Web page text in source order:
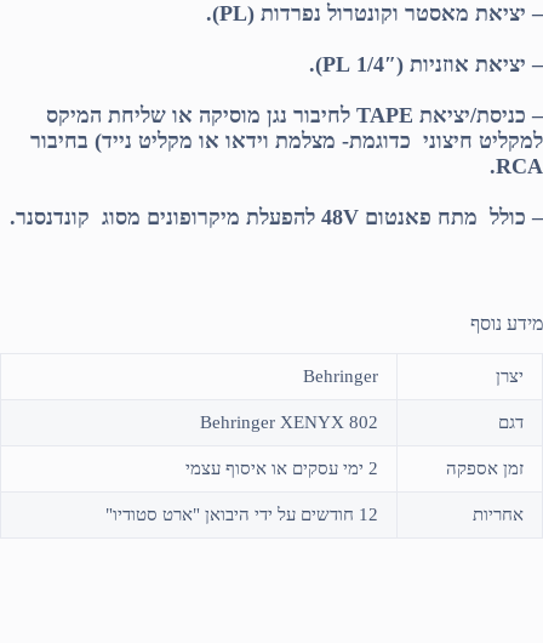
– יציאת מאסטר וקונטרול נפרדות (PL).
– יציאת אוזניות (1/4″ PL).
– כניסת/יציאת TAPE לחיבור נגן מוסיקה או שליחת המיקס
למקליט חיצוני כדוגמת- מצלמת וידאו או מקליט נייד) בחיבור
RCA.
– כולל מתח פאנטום 48V להפעלת מיקרופונים מסוג קונדנסנר.
מידע נוסף
יצרן Behringer
דגם Behringer XENYX 802
זמן אספקה 2 ימי עסקים או איסוף עצמי
אחריות 12 חודשים על ידי היבואן "ארט סטודיו"